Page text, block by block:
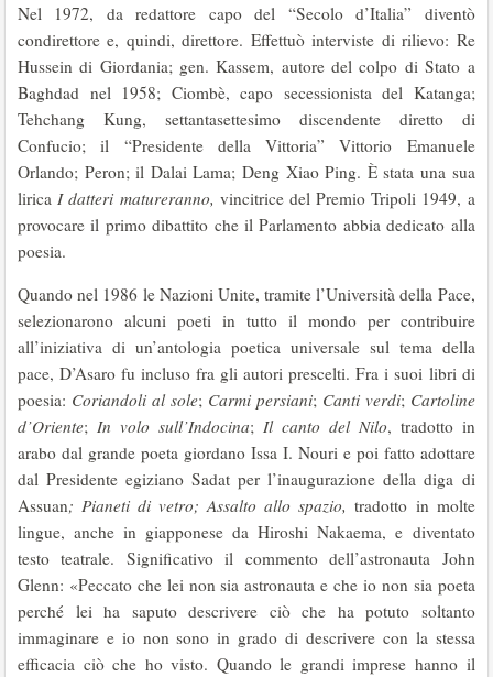
Nel 1972, da redattore capo del “Secolo d’Italia” diventò
condirettore e, quindi, direttore. Effettuò interviste di rilievo: Re
Hussein di Giordania; gen. Kassem, autore del colpo di Stato a
Baghdad nel 1958; Ciombè, capo secessionista del Katanga;
Tehchang Kung, settantasettesimo discendente diretto di
Confucio; il “Presidente della Vittoria” Vittorio Emanuele
Orlando; Peron; il Dalai Lama; Deng Xiao Ping. È stata una sua
lirica I datteri matureranno, vincitrice del Premio Tripoli 1949, a
provocare il primo dibattito che il Parlamento abbia dedicato alla
poesia.
Quando nel 1986 le Nazioni Unite, tramite l’Università della Pace,
selezionarono alcuni poeti in tutto il mondo per contribuire
all’iniziativa di un’antologia poetica universale sul tema della
pace, D’Asaro fu incluso fra gli autori prescelti. Fra i suoi libri di
poesia: Coriandoli al sole;Carmi persiani;Canti verdi;Cartoline
d’Oriente; In volo sull’Indocina;Il canto del Nilo, tradotto in
arabo dal grande poeta giordano Issa I. Nouri e poi fatto adottare
dal Presidente egiziano Sadat per l’inaugurazione della diga di
Assuan; Pianeti di vetro; Assalto allo spazio, tradotto in molte
lingue, anche in giapponese da Hiroshi Nakaema, e diventato
testo teatrale. Significativo il commento dell’astronauta John
Glenn: «Peccato che lei non sia astronauta e che io non sia poeta
perché lei ha saputo descrivere ciò che ha potuto soltanto
immaginare e io non sono in grado di descrivere con la stessa
efficacia ciò che ho visto. Quando le grandi imprese hanno il